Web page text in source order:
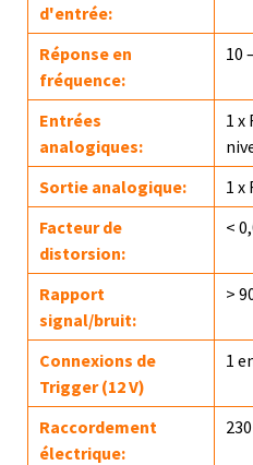
d'entrée:
Réponse en
fréquence:
10
Entrées
analogiques:
1 x
Sortie analogique:
1 x
Facteur de
distorsion:
<
Rapport
signal/bruit:
>
Connexions de
Trigger (12 V)
1
Raccordement
électrique: